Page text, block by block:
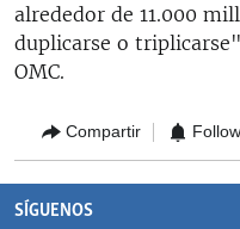
alrededor de 11.000
duplicarse o
OMC.
Compartir
SÍGUENOS